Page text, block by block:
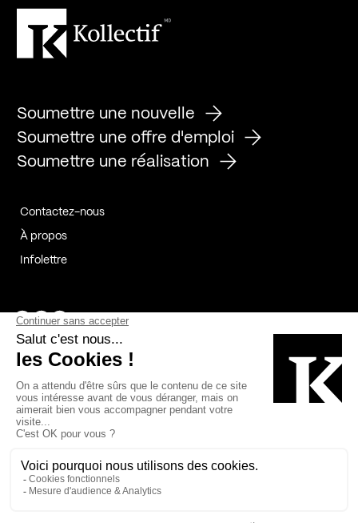
Soumettre une nouvelle
Soumettre une offre d'emploi
Soumettre une réalisation
Contactez-nous
À propos
Infolettre
Page Facebook de Kollectif
Page Instagram de Kollectif
Page Linkedin de Kollectif
Bâtiment-Durable-Québec-1
Esquisses-1
MP-1 v2com-1